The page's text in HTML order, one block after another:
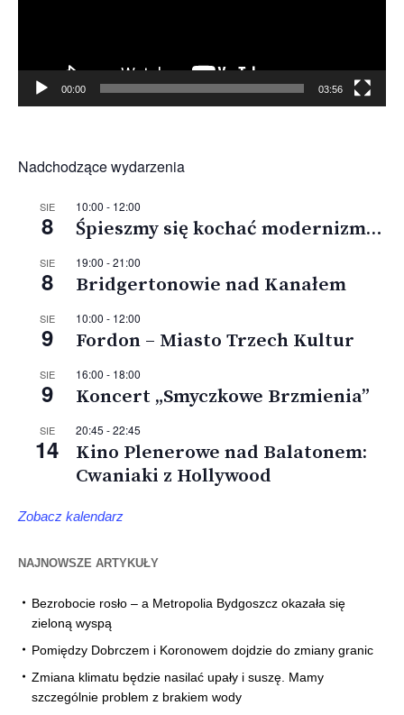
00:00 03:56
Nadchodzące wydarzenia
SIE
8
10:00 - 12:00
Śpieszmy się kochać modernizm…
SIE
8
19:00 -21:00
Bridgertonowie nad Kanałem
SIE
9
10:00 - 12:00
Fordon – Miasto Trzech Kultur
SIE
9
16:00 - 18:00
Koncert „Smyczkowe Brzmienia”
SIE
14
20:45 -22:45
Kino Plenerowe nad Balatonem:
Cwaniaki z Hollywood
Zobacz kalendarz
NAJNOWSZE ARTYKUŁY
Bezrobocie rosło – a Metropolia Bydgoszcz okazała się
zieloną wyspą
Pomiędzy Dobrczem i Koronowem dojdzie do zmiany granic
Zmiana klimatu będzie nasilać upały i suszę. Mamy
szczególnie problem z brakiem wody